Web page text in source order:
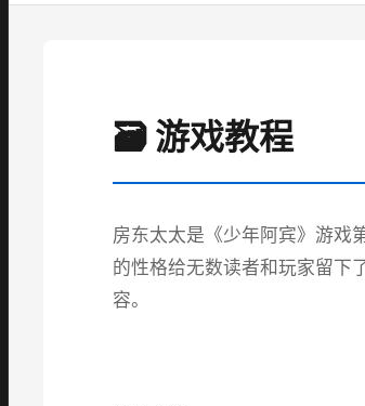
🗃️ 游戏教程
房东太太是《少年阿宾》游戏
的性格给无数读者和玩家留下
容。